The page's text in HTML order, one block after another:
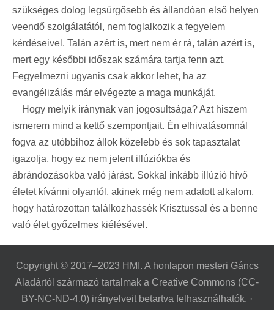
szükséges dolog legsürgősebb és állandóan első helyen
veendő szolgálatától, nem foglalkozik a fegyelem
kérdéseivel. Talán azért is, mert nem ér rá, talán azért is,
mert egy későbbi időszak számára tartja fenn azt.
Fegyelmezni ugyanis csak akkor lehet, ha az
evangélizálás már elvégezte a maga munkáját.
Hogy melyik iránynak van jogosultsága? Azt hiszem
ismerem mind a kettő szempontjait. Én elhivatásomnál
fogva az utóbbihoz állok közelebb és sok tapasztalat
igazolja, hogy ez nem jelent illúziókba és
ábrándozásokba való járást. Sokkal inkább illúzió hívő
életet kívánni olyantól, akinek még nem adatott alkalom,
hogy határozottan találkozhassék Krisztussal és a benne
való élet győzelmes kiélésével.
Copyright © 2017–2023 HMI. A honlapon mesteri Gáncs
Aladártól származó tartalmak a Creative Commons (CC-
BY-NC-ND-4.0) irányelveit betartva felhasználhatók. ·